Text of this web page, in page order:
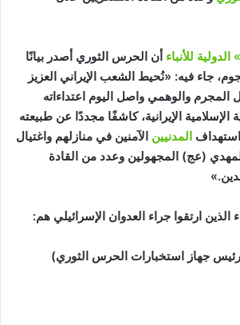
للأنباء أن الحرس الثوري أصدر بيانًا
جاء فيه: «نُحيط الشعب الإيراني العزيز
المجرم والوهمي واصل اليوم اعتداءاته
الإيرانية، كاشفًا مجددًا عن طبيعته
استهداف المدنيين الآمنين في منازلهم واغتيال
(عج) المجهولين وعدد من القادة
الذين ارتقوا جراء العدوان الإسرائيلي هم:
جهاز استخبارات الحرس الثوري)